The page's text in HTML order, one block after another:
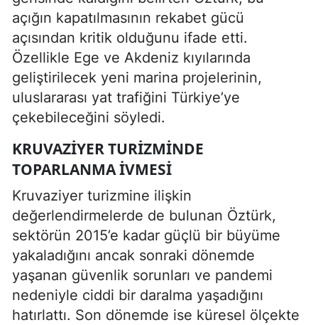
açığın kapatılmasının rekabet gücü
açısından kritik olduğunu ifade etti.
Özellikle Ege ve Akdeniz kıyılarında
geliştirilecek yeni marina projelerinin,
uluslararası yat trafiğini Türkiye’ye
çekebileceğini söyledi.
KRUVAZIYER TURIZMINDE
TOPARLANMA IVMESI
Kruvaziyer turizmine ilişkin
değerlendirmelerde de bulunan Öztürk,
sektörün 2015’e kadar güçlü bir büyüme
yakaladığını ancak sonraki dönemde
yaşanan güvenlik sorunları ve pandemi
nedeniyle ciddi bir daralma yaşadığını
hatırlattı. Son dönemde ise küresel ölçekte